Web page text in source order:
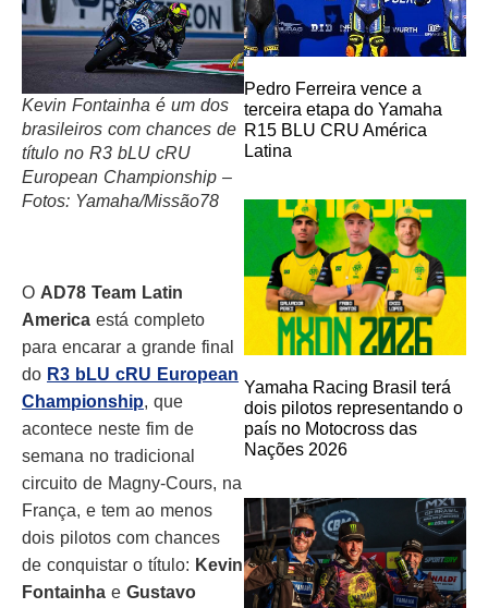
Kevin Fontainha é um dos
brasileiros com chances de
título no R3 bLU cRU
European Championship –
Fotos: Yamaha/Missão78
O AD78 Team Latin
America está completo
para encarar a grande final
do R3 bLU cRU European
Championship, que
acontece neste fim de
semana no tradicional
circuito de Magny-Cours, na
França, e tem ao menos
dois pilotos com chances
de conquistar o título: Kevin
Fontainha e Gustavo
Pedro Ferreira vence a
terceira etapa do Yamaha
R15 BLU CRU América
Latina
Yamaha Racing Brasil terá
dois pilotos representando o
país no Motocross das
Nações 2026